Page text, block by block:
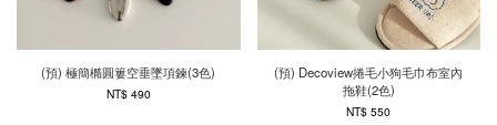
(預) 極簡橢圓簍空垂墜項鍊(3色)
NT$ 490
(預) Decoview捲毛小狗毛巾布室內
拖鞋(2色)
NT$ 550